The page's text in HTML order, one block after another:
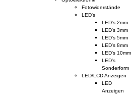
Fotowiderstände
LED's
LED's 2mm
LED's 3mm
LED's 5mm
LED's 8mm
LED's 10mm
LED's
Sonderform
LED/LCD Anzeigen
LED
Anzeigen